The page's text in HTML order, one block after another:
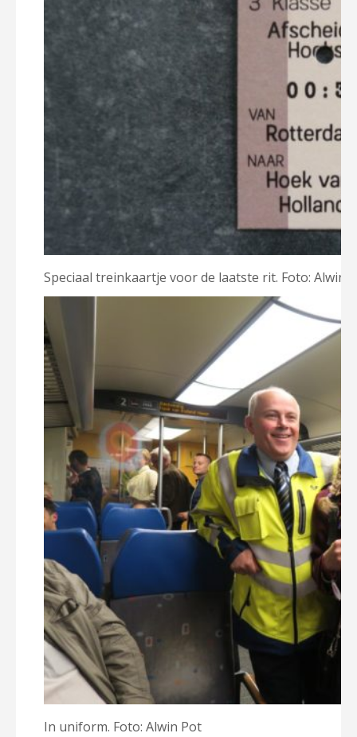
Speciaal treinkaartje voor de laatste rit. Foto: Alwin
In uniform. Foto: Alwin Pot